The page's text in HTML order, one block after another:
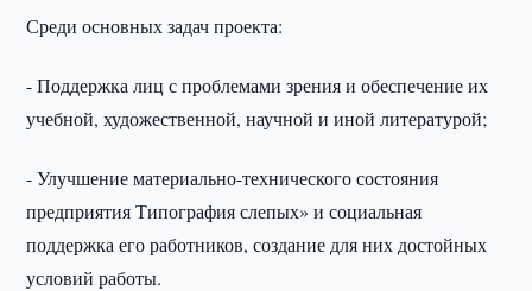
Среди основных задач проекта:
- Поддержка лиц с проблемами зрения и обеспечение их
учебной, художественной, научной и иной литературой;
- Улучшение материально-технического состояния
предприятия Типография слепых» и социальная
поддержка его работников, создание для них достойных
условий работы.